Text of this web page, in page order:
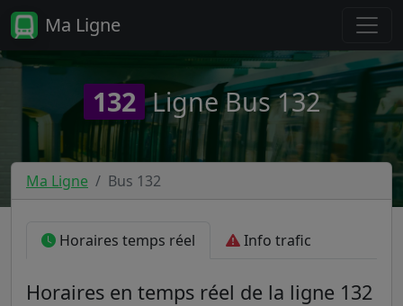
Ma Ligne
132 Ligne Bus 132
Ma Ligne Bus 132
Horaires temps réel Info trafic
Horaires en temps réel de la ligne 132